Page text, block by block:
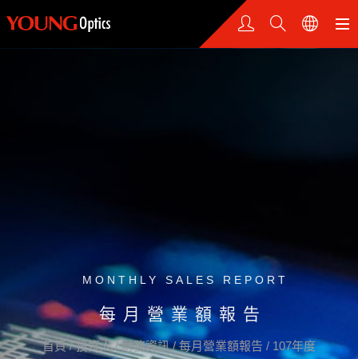
MONTHLY SALES REPORT
每月營業額報告
首頁/ 投資人/ 財務資訊/ 每月營業額報告 / 107年度